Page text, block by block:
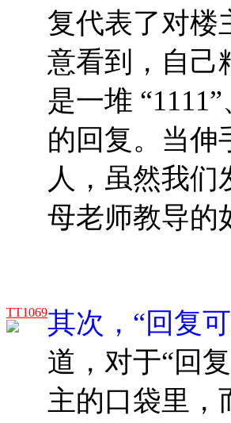
TT1069
复代表了对楼
意看到，自己
是一堆
的回复。当伸
人，虽然我
母老师教导的
其次，“回复
道，对于“回
主的口袋里，